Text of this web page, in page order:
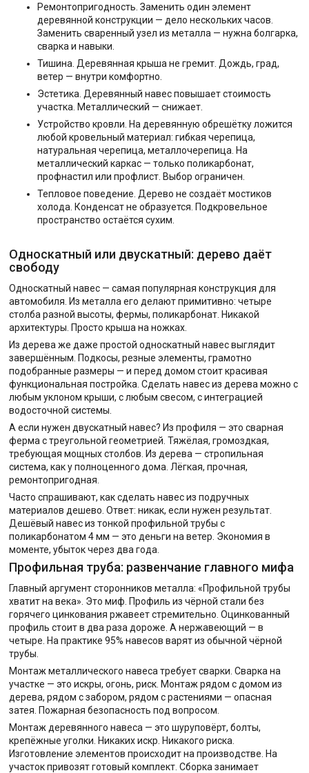
Ремонтопригодность. Заменить один элемент
деревянной конструкции — дело нескольких часов.
Заменить сваренный узел из металла — нужна болгарка,
сварка и навыки.
Тишина. Деревянная крыша не гремит. Дождь, град,
ветер — внутри комфортно.
Эстетика. Деревянный навес повышает стоимость
участка. Металлический — снижает.
Устройство кровли. На деревянную обрешётку ложится
любой кровельный материал: гибкая черепица,
натуральная черепица, металлочерепица. На
металлический каркас — только поликарбонат,
профнастил или профлист. Выбор ограничен.
Тепловое поведение. Дерево не создаёт мостиков
холода. Конденсат не образуется. Подкровельное
пространство остаётся сухим.
Односкатный или двускатный: дерево даёт
свободу
Односкатный навес — самая популярная конструкция для
автомобиля. Из металла его делают примитивно: четыре
столба разной высоты, фермы, поликарбонат. Никакой
архитектуры. Просто крыша на ножках.
Из дерева же даже простой односкатный навес выглядит
завершённым. Подкосы, резные элементы, грамотно
подобранные размеры — и перед домом стоит красивая
функциональная постройка. Сделать навес из дерева можно с
любым уклоном крыши, с любым свесом, с интеграцией
водосточной системы.
А если нужен двускатный навес? Из профиля — это сварная
ферма с треугольной геометрией. Тяжёлая, громоздкая,
требующая мощных столбов. Из дерева — стропильная
система, как у полноценного дома. Лёгкая, прочная,
ремонтопригодная.
Часто спрашивают, как сделать навес из подручных
материалов дешево. Ответ: никак, если нужен результат.
Дешёвый навес из тонкой профильной трубы с
поликарбонатом 4 мм — это деньги на ветер. Экономия в
моменте, убыток через два года.
Профильная труба: развенчание главного мифа
Главный аргумент сторонников металла: «Профильной трубы
хватит на века». Это миф. Профиль из чёрной стали без
горячего цинкования ржавеет стремительно. Оцинкованный
профиль стоит в два раза дороже. А нержавеющий — в
четыре. На практике 95% навесов варят из обычной чёрной
трубы.
Монтаж металлического навеса требует сварки. Сварка на
участке — это искры, огонь, риск. Монтаж рядом с домом из
дерева, рядом с забором, рядом с растениями — опасная
затея. Пожарная безопасность под вопросом.
Монтаж деревянного навеса — это шуруповёрт, болты,
крепёжные уголки. Никаких искр. Никакого риска.
Изготовление элементов происходит на производстве. На
участок привозят готовый комплект. Сборка занимает